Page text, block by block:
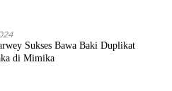
Sukses Bawa Baki Duplikat
di Mimika